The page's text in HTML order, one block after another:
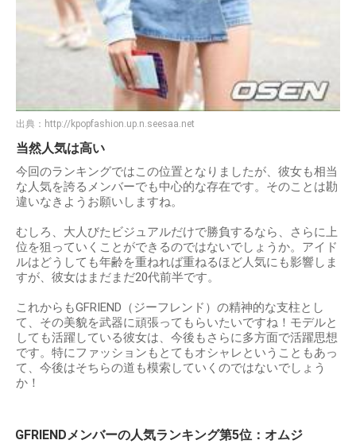
出典： http://kpopfashion.up.n.seesaa.net
当然人気は高い
今回のランキングではこの位置となりましたが、彼女も相当
な人気を誇るメンバーでも中心的な存在です。そのことは勘
違いなきようお願いしますね。
むしろ、大人びたビジュアルだけで勝負するなら、さらに上
位を狙っていくことができるのではないでしょうか。アイド
ルはどうしても年齢を重ねれば重ねるほど人気にも影響しま
すが、彼女はまだまだ20代前半です。
これからもGFRIEND（ジーフレンド）の精神的な支柱とし
て、その美貌を武器に頑張ってもらいたいですね！モデルと
しても活躍している彼女は、今後もさらに多方面で活躍思想
です。特にファッションもとてもオシャレということもあっ
て、今後はそちらの道も模索していくのではないでしょう
か！
GFRIENDメンバーの人気ランキング第5位：オムジ